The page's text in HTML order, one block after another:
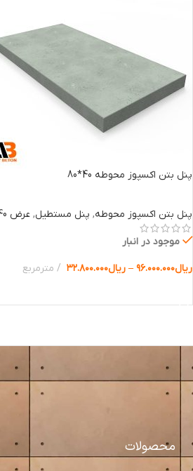
پنل بتن اکسپوز محوطه 40*80
پنل بتن اکسپوز محوطه, پنل مستطیل, عرض 40 سانت
موجود در انبار
ریال۹۶.۰۰۰.۰۰۰ – ریال۳۲.۸۰۰.۰۰۰ مترمربع